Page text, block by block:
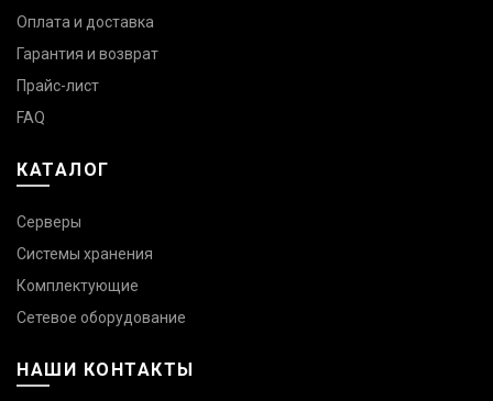
Оплата и доставка
Гарантия и возврат
Прайс-лист
FAQ
КАТАЛОГ
Серверы
Системы хранения
Комплектующие
Сетевое оборудование
НАШИ КОНТАКТЫ